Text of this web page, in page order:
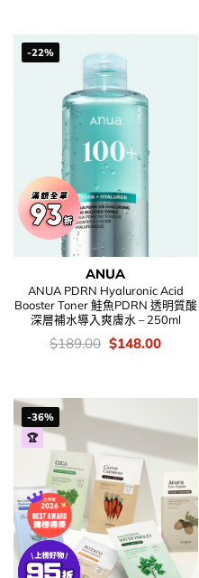
-22%
ANUA
ANUA PDRN Hyaluronic Acid
Booster Toner 鮭魚PDRN 透明質酸
深層補水導入爽膚水 – 250ml
價
錢：
$189.00 Original
price
$148.00Current
-36%
🏆